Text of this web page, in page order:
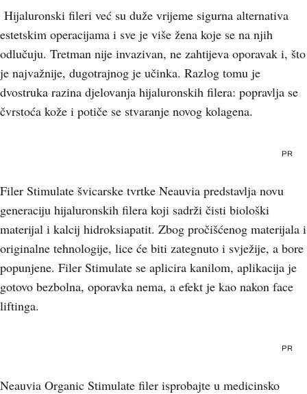
Hijaluronski fileri već su duže vrijeme sigurna alternativa
estetskim operacijama i sve je više žena koje se na njih
odlučuju. Tretman nije invazivan, ne zahtijeva oporavak i, što
je najvažnije, dugotrajnog je učinka. Razlog tomu je
dvostruka razina djelovanja hijaluronskih filera: popravlja se
čvrstoća kože i potiče se stvaranje novog kolagena.
PR
Filer Stimulate švicarske tvrtke Neauvia predstavlja novu
generaciju hijaluronskih filera koji sadrži čisti biološki
materijal i kalcij hidroksiapatit. Zbog pročišćenog materijala i
originalne tehnologije, lice će biti zategnuto i svježije, a bore
popunjene. Filer Stimulate se aplicira kanilom, aplikacija je
gotovo bezbolna, oporavka nema, a efekt je kao nakon face
liftinga.
PR
Neauvia Organic Stimulate filer isprobajte u medicinsko